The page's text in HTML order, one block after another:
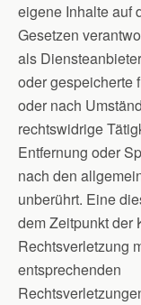
eigene Inhalte auf
Gesetzen
als
oder gespeicherte
oder nach
rechtswidrige
Entfernung oder
nach den
unberührt. Eine
dem Zeitpunkt der
Rechtsverletzung
entsprechenden